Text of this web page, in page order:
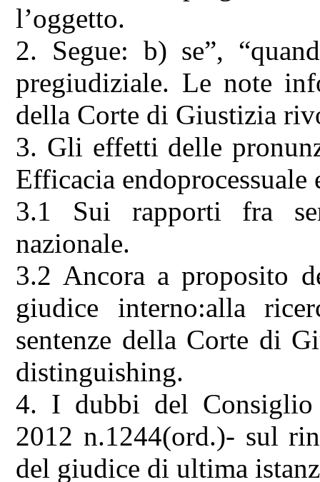
l’oggetto.
2. Segue: b) se”,
pregiudiziale. Le note
della Corte di Giustizia
3. Gli effetti delle
Efficacia endoprocessuale
3.1 Sui rapporti fra
nazionale.
3.2 Ancora a proposito
giudice interno:alla
sentenze della Corte di
distinguishing.
4. I dubbi del Consiglio
2012 n.1244(ord.)- sul
del giudice di ultima